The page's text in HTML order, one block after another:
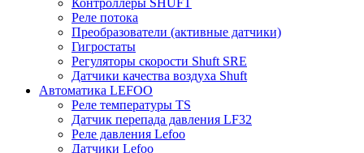
Реле потока
Преобразователи (активные датчики)
Гигростаты
Регуляторы скорости Shuft SRE
Датчики качества воздуха Shuft
Автоматика LEFOO
Реле температуры TS
Датчик перепада давления LF32
Реле давления Lefoo
Датчики Lefoo